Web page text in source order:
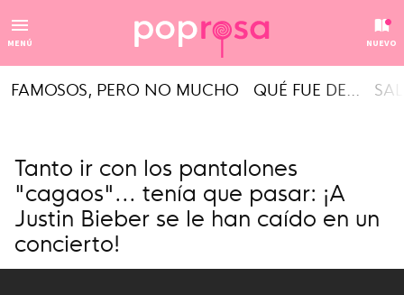
MENÚ NUEVO
FAMOSOS, PERO NO MUCHO QUÉ FUE DE...
Tanto ir con los pantalones
"cagaos"... tenía que pasar: ¡A
Justin Bieber se le han caído en un
concierto!